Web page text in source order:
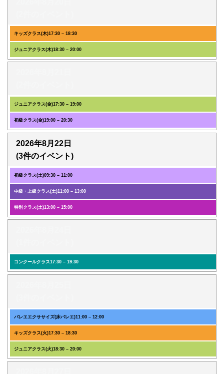
キッズクラス(木)17:30 – 18:30
ジュニアクラス(木)18:30 – 20:00
ジュニアクラス(金)17:30 – 19:00
初級クラス(金)19:00 – 20:30
2026年8月22日
(3件のイベント)
初級クラス(土)09:30 – 11:00
中級・上級クラス(土)11:00 – 13:00
特別クラス(土)13:00 – 15:00
コンクールクラス17:30 – 19:30
バレエエクササイズ(床バレエ)11:00 – 12:00
キッズクラス(火)17:30 – 18:30
ジュニアクラス(火)18:30 – 20:00